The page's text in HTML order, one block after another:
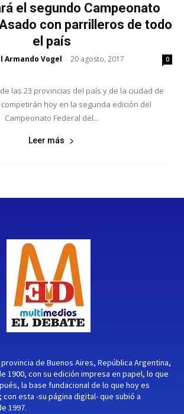
el segundo Campeonato
con parrilleros de todo
el país
Armando Vogel - 20 agosto, 2017 0
las 23 provincias del país y de la ciudad de
hoy en la segunda edición del
Campeonato Federal del...
Leer más
de Buenos Aires, República Argentina,
1900, con su edición impresa en papel, lo que
la base fundacional de lo que hoy es
con esta -su página digital- que subió a
1997.